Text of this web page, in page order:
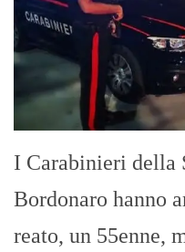
I Carabinieri della
Bordonaro hanno
reato, un 55enne,